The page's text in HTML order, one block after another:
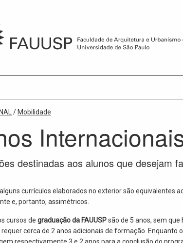
/ Mobilidade
destinadas aos alunos que desejam
currículos elaborados no exterior são equivalentes
e, portanto, assimétricos.
cursos de graduação da FAUUSPsão de 5 anos, sem
cerca de 2 anos adicionais de formação. Enquanto o
respectivamente 3 e 2 anos para a conclusão do